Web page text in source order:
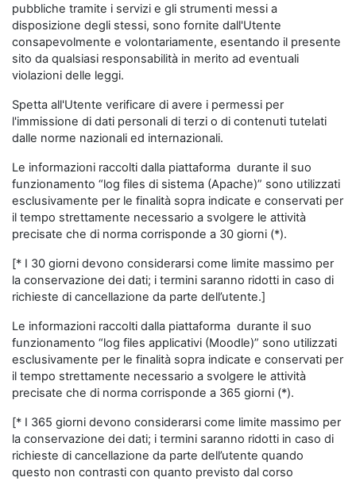
pubbliche tramite i servizi e gli strumenti messi a
disposizione degli stessi, sono fornite dall'Utente
consapevolmente e volontariamente, esentando il presente
sito da qualsiasi responsabilità in merito ad eventuali
violazioni delle leggi.
Spetta all'Utente verificare di avere i permessi per
l'immissione di dati personali di terzi o di contenuti tutelati
dalle norme nazionali ed internazionali.
Le informazioni raccolti dalla piattaforma durante il suo
funzionamento “log files di sistema (Apache)” sono utilizzati
esclusivamente per le finalità sopra indicate e conservati per
il tempo strettamente necessario a svolgere le attività
precisate che di norma corrisponde a 30 giorni (*).
[* I 30 giorni devono considerarsi come limite massimo per
la conservazione dei dati; i termini saranno ridotti in caso di
richieste di cancellazione da parte dell’utente.]
Le informazioni raccolti dalla piattaforma durante il suo
funzionamento “log files applicativi (Moodle)” sono utilizzati
esclusivamente per le finalità sopra indicate e conservati per
il tempo strettamente necessario a svolgere le attività
precisate che di norma corrisponde a 365 giorni (*).
[* I 365 giorni devono considerarsi come limite massimo per
la conservazione dei dati; i termini saranno ridotti in caso di
richieste di cancellazione da parte dell’utente quando
questo non contrasti con quanto previsto dal corso